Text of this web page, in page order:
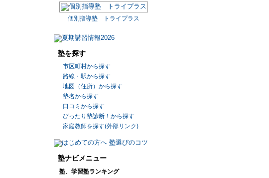
個別指導塾 トライプラス
塾を探す
市区町村から探す
路線・駅から探す
地図（住所）から探す
塾名から探す
口コミから探す
ぴったり塾診断！から探す
家庭教師を探す(外部リンク)
塾ナビメニュー
塾、学習塾ランキング